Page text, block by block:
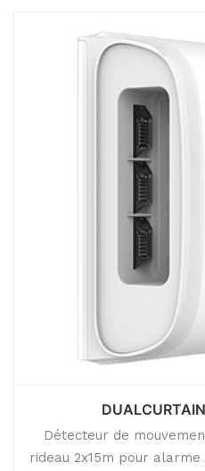
Détecteur de
rideau 2x15m pour